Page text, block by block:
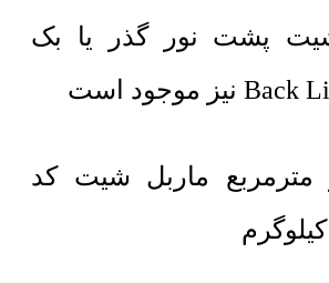
پشت نور گذر یا بک
ماربل شیت کد